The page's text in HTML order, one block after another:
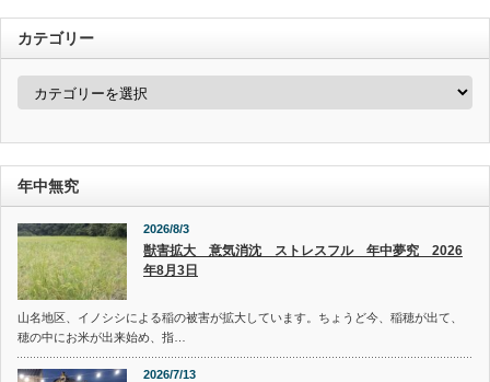
カテゴリー
カ
ー
年中無究
2026/8/3
獣害拡大 意気消沈 ストレスフル 年中夢究 2026
年8月3日
山名地区、イノシシによる稲の被害が拡大しています。ちょうど今、稲穂が出て、
穂の中にお米が出来始め、指…
2026/7/13